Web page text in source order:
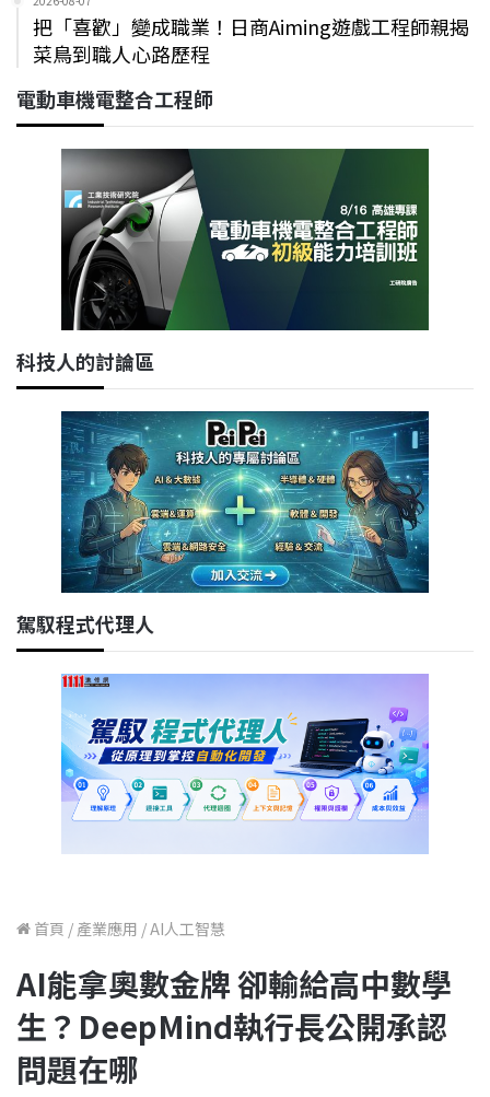
把「喜歡」變成職業！日商Aiming遊戲工程師親揭
菜鳥到職人心路歷程
電動車機電整合工程師
科技人的討論區
駕馭程式代理人